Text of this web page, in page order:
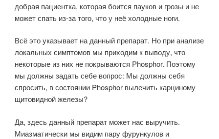
добрая пациентка, которая боится пауков и грозы и не
может спать из-за того, что у неё холодные ноги.
Всё это указывает на данный препарат. Но при анализе
локальных симптомов мы приходим к выводу, что
некоторые из них не покрываются Phosphor. Поэтому
мы должны задать себе вопрос: Мы должны себя
спросить, в состоянии Phosphor вылечить карциному
щитовидной железы?
Да, здесь данный препарат может нас выручить.
Миазматически мы видим пару фурункулов и